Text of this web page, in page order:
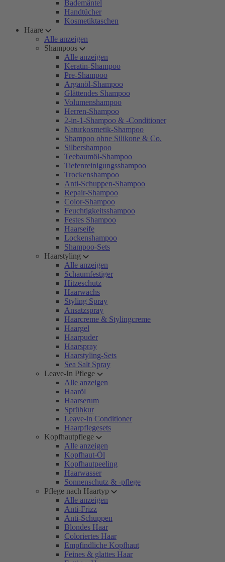
Bademäntel
Handtücher
Kosmetiktaschen
Haare
Alle anzeigen
Shampoos
Alle anzeigen
Keratin-Shampoo
Pre-Shampoo
Arganöl-Shampoo
Glättendes Shampoo
Volumenshampoo
Herren-Shampoo
2-in-1-Shampoo & -Conditioner
Naturkosmetik-Shampoo
Shampoo ohne Silikone & Co.
Silbershampoo
Teebaumöl-Shampoo
Tiefenreinigungsshampoo
Trockenshampoo
Anti-Schuppen-Shampoo
Repair-Shampoo
Color-Shampoo
Feuchtigkeitsshampoo
Festes Shampoo
Haarseife
Lockenshampoo
Shampoo-Sets
Haarstyling
Alle anzeigen
Schaumfestiger
Hitzeschutz
Haarwachs
Styling Spray
Ansatzspray
Haarcreme & Stylingcreme
Haargel
Haarpuder
Haarspray
Haarstyling-Sets
Sea Salt Spray
Leave-In Pflege
Alle anzeigen
Haaröl
Haarserum
Sprühkur
Leave-in Conditioner
Haarpflegesets
Kopfhautpflege
Alle anzeigen
Kopfhaut-Öl
Kopfhautpeeling
Haarwasser
Sonnenschutz & -pflege
Pflege nach Haartyp
Alle anzeigen
Anti-Frizz
Anti-Schuppen
Blondes Haar
Coloriertes Haar
Empfindliche Kopfhaut
Feines & glattes Haar